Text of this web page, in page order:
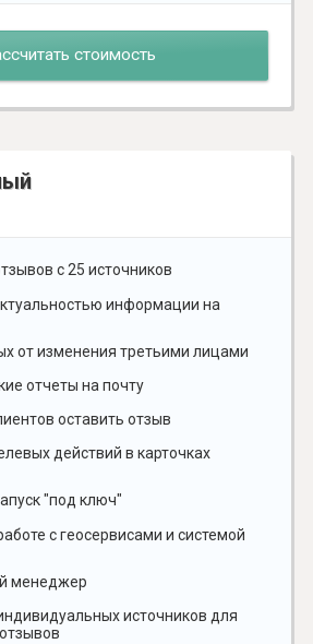
стоимость
с 25 источников
информации на
от изменения третьими лицами
отчеты на почту
оставить отзыв
действий в карточках
"под ключ"
с геосервисами и системой
менеджер
источников для